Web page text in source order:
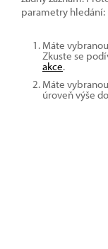
parametry hledání:
Máte
Zkuste se
akce.
Máte
úroveň výše